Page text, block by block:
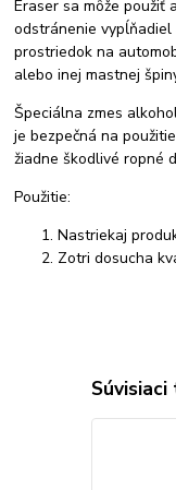
Eraser sa môže
odstránenie vypĺňadiel
prostriedok na
alebo inej mastnej
Špeciálna zmes
je bezpečná na
žiadne škodlivé ropné
Použitie:
Nastriekaj
Zotri dosucha